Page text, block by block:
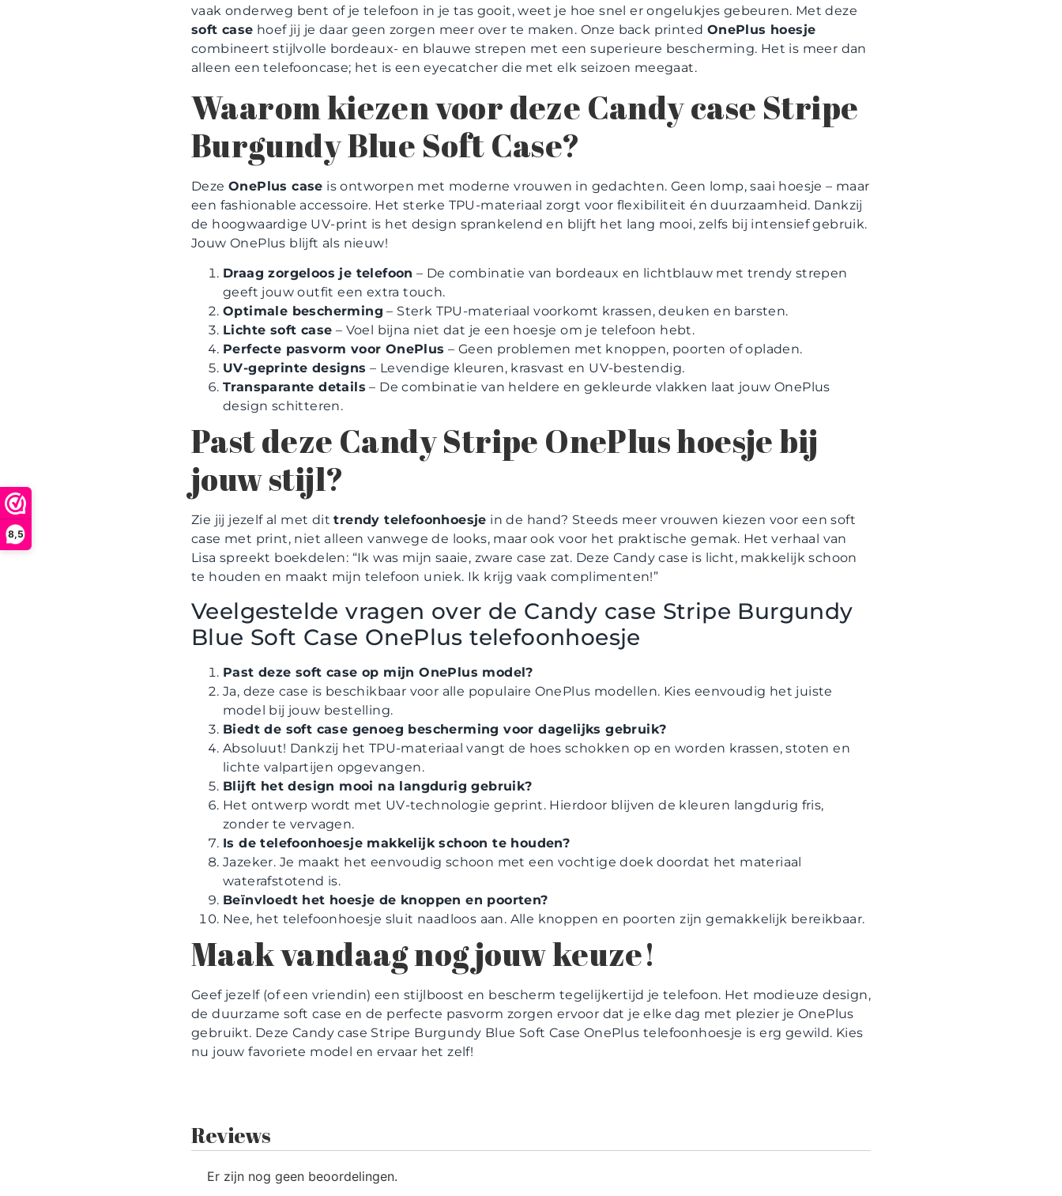
8,5
vaak onderweg bent of je telefoon in je tas gooit, weet je hoe snel er ongelukjes gebeuren. Met deze
soft case hoef jij je daar geen zorgen meer over te maken. Onze back printed OnePlus hoesje
combineert stijlvolle bordeaux- en blauwe strepen met een superieure bescherming. Het is meer dan
alleen een telefooncase; het is een eyecatcher die met elk seizoen meegaat.
Waarom kiezen voor deze Candy case Stripe
Burgundy Blue Soft Case?
Deze OnePlus case is ontworpen met moderne vrouwen in gedachten. Geen lomp, saai hoesje – maar
een fashionable accessoire. Het sterke TPU-materiaal zorgt voor flexibiliteit én duurzaamheid. Dankzij
de hoogwaardige UV-print is het design sprankelend en blijft het lang mooi, zelfs bij intensief gebruik.
Jouw OnePlus blijft als nieuw!
Draag zorgeloos je telefoon – De combinatie van bordeaux en lichtblauw met trendy strepen
geeft jouw outfit een extra touch.
Optimale bescherming – Sterk TPU-materiaal voorkomt krassen, deuken en barsten.
Lichte soft case – Voel bijna niet dat je een hoesje om je telefoon hebt.
Perfecte pasvorm voor OnePlus – Geen problemen met knoppen, poorten of opladen.
UV-geprinte designs – Levendige kleuren, krasvast en UV-bestendig.
Transparante details – De combinatie van heldere en gekleurde vlakken laat jouw OnePlus
design schitteren.
Past deze Candy Stripe OnePlus hoesje bij
jouw stijl?
Zie jij jezelf al met dittrendy telefoonhoesje in de hand? Steeds meer vrouwen kiezen voor een soft
case met print, niet alleen vanwege de looks, maar ook voor het praktische gemak. Het verhaal van
Lisa spreekt boekdelen: “Ik was mijn saaie, zware case zat. Deze Candy case is licht, makkelijk schoon
te houden en maakt mijn telefoon uniek. Ik krijg vaak complimenten!”
Veelgestelde vragen over de Candy case Stripe Burgundy
Blue Soft Case OnePlus telefoonhoesje
Past deze soft case op mijn OnePlus model?
Ja, deze case is beschikbaar voor alle populaire OnePlus modellen. Kies eenvoudig het juiste
model bij jouw bestelling.
Biedt de soft case genoeg bescherming voor dagelijks gebruik?
Absoluut! Dankzij het TPU-materiaal vangt de hoes schokken op en worden krassen, stoten en
lichte valpartijen opgevangen.
Blijft het design mooi na langdurig gebruik?
Het ontwerp wordt met UV-technologie geprint. Hierdoor blijven de kleuren langdurig fris,
zonder te vervagen.
Is de telefoonhoesje makkelijk schoon te houden?
Jazeker. Je maakt het eenvoudig schoon met een vochtige doek doordat het materiaal
waterafstotend is.
Beïnvloedt het hoesje de knoppen en poorten?
Nee, het telefoonhoesje sluit naadloos aan. Alle knoppen en poorten zijn gemakkelijk bereikbaar.
Maak vandaag nog jouw keuze!
Geef jezelf (of een vriendin) een stijlboost en bescherm tegelijkertijd je telefoon. Het modieuze design,
de duurzame soft case en de perfecte pasvorm zorgen ervoor dat je elke dag met plezier je OnePlus
gebruikt. Deze Candy case Stripe Burgundy Blue Soft Case OnePlus telefoonhoesje is erg gewild. Kies
nu jouw favoriete model en ervaar het zelf!
Reviews
Er zijn nog geen beoordelingen.